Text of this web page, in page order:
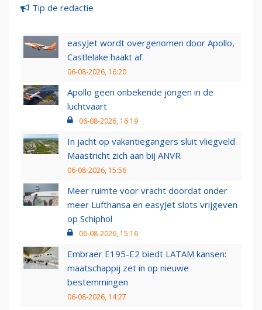
Tip de redactie
easyJet wordt overgenomen door Apollo,
Castlelake haakt af
06-08-2026, 16:20
Apollo geen onbekende jongen in de
luchtvaart
06-08-2026, 16:19
In jacht op vakantiegangers sluit vliegveld
Maastricht zich aan bij ANVR
06-08-2026, 15:56
Meer ruimte voor vracht doordat onder
meer Lufthansa en easyJet slots vrijgeven
op Schiphol
06-08-2026, 15:16
Embraer E195-E2 biedt LATAM kansen:
maatschappij zet in op nieuwe
bestemmingen
06-08-2026, 14:27